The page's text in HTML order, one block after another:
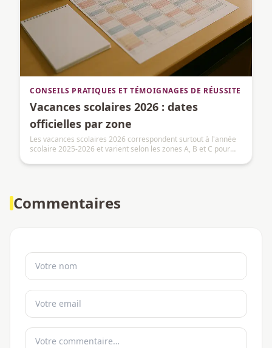
CONSEILS PRATIQUES ET TÉMOIGNAGES DE RÉUSSITE
Vacances scolaires 2026 : dates
officielles par zone
Les vacances scolaires 2026 correspondent surtout à l'année
scolaire 2025-2026 et varient selon les zones A, B et C pour
Commentaires